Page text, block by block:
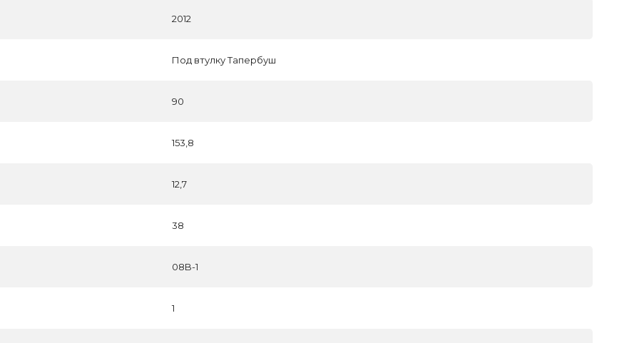
2012
Под втулку Тапербуш
90
153,8
12,7
38
08B-1
1